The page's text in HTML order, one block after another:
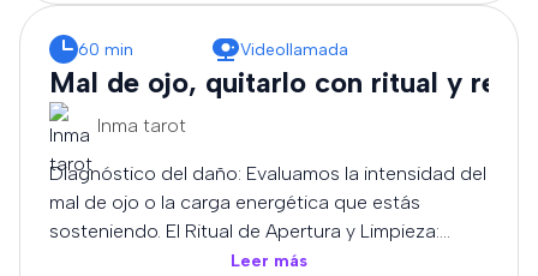
60 min Videollamada
Mal de ojo, quitarlo con ritual y
Inma tarot
Diagnóstico del daño: Evaluamos la intensidad del
mal de ojo o la carga energética que estás
sosteniendo. El Ritual de Apertura y Limpieza:
Utilizamos elementos consagrados (como velas,
Leer más